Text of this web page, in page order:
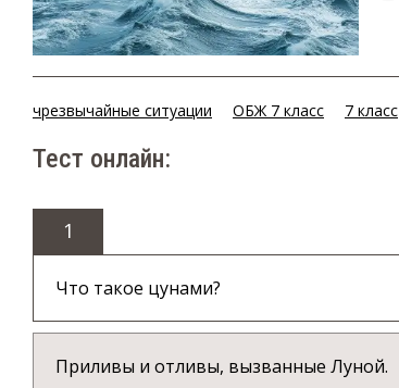
чрезвычайные ситуации ОБЖ 7 класс 7 класс
Тест онлайн:
1
Что такое цунами?
Приливы и отливы, вызванные Луной.